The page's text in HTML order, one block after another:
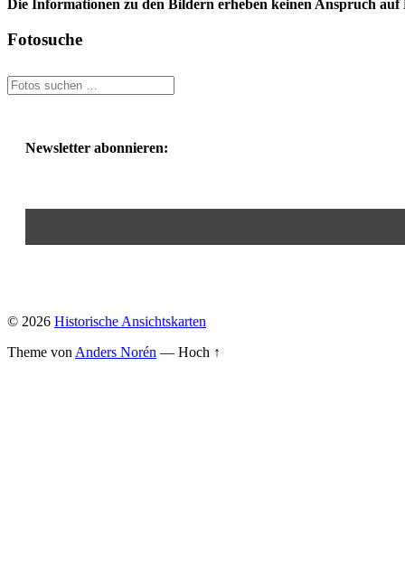
Die Informationen zu den Bildern erheben keinen Anspruch
Fotosuche
Newsletter abonnieren:
© 2026 Historische Ansichtskarten
Theme von Anders Norén — Hoch ↑